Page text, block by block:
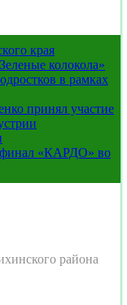
края
колокола»
в рамках
принял участие
финал «КАРДО» во
района